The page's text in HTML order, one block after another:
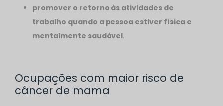
promover o retorno às atividades de
trabalho quando a pessoa estiver física e
mentalmente saudável.
Ocupações com maior risco de
câncer de mama